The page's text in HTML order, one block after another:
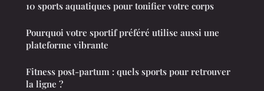
10 sports aquatiques pour tonifier votre corps
Pourquoi votre sportif préféré utilise aussi une
plateforme vibrante
Fitness post-partum : quels sports pour retrouver
la ligne ?